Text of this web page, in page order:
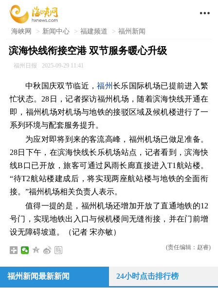

海峡网 > 新闻中心 > 福建频道 > 福州新闻
滨海快线衔接空港 双节服务暖心升级
福州日报 2025-09-29 11:41
中秋国庆双节临近，福州长乐国际机场已提前进入繁
忙状态。28日，记者探访福州机场，随着滨海快线开通在
即，福州机场对机场与地铁的接驳区域及候机楼进行了一
系列环境与配套服务提升。
为应对即将到来的客流高峰，福州机场已做足准备。
28日下午，在滨海快线长乐机场站点，记者看到，滨海快
线B口已开放，旅客可通过风雨长廊直接进入T1航站楼。
“待T2航站楼建成后，将实现两座航站楼与地铁的全面衔
接。”福州机场相关负责人表示。
值得一提的是，福州机场还增加开放了直通地铁的12
号门，实现地铁出入口与候机楼间无缝衔接，并在门前增
设无障碍坡道。（记者 宋亦敏）
(责任编辑：赵睿)
福州新闻最新新闻 24小时点击排行榜